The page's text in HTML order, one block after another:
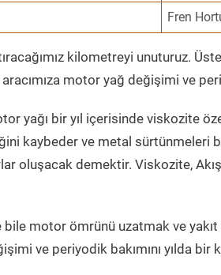
Fren
kilometreyi unuturuz.
motor yağ değişimi ve
yağı bir yıl içerisinde viskozite
kaybeder ve metal sürtünmeleri
oluşacak demektir. Viskozite,
motor ömrünü uzatmak ve yakıt
ve periyodik bakımını yılda bir